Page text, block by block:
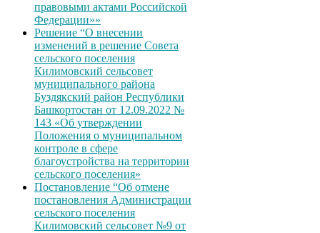
правовыми актами Российской
Федерации»»
Решение “О внесении
изменений в решение Совета
сельского поселения
Килимовский сельсовет
муниципального района
Буздякский район Республики
Башкортостан от 12.09.2022 №
143 «Об утверждении
Положения о муниципальном
контроле в сфере
благоустройства на территории
сельского поселения»
Постановление “Об отмене
постановления Администрации
сельского поселения
Килимовский сельсовет №9 от